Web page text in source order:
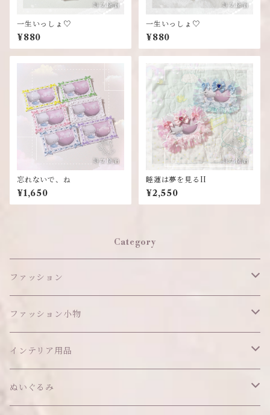
一生いっしょ♡
¥880
一生いっしょ♡
¥880
忘れないで、ね
¥1,650
睡蓮は夢を見るII
¥2,550
Category
ファッション
ワンピース
アウター
トップス
ファッション小物
ヘッドアイテム
ヘアクリップ
アクセサリー
インテリア用品
オブジェ
ぬいぐるみ